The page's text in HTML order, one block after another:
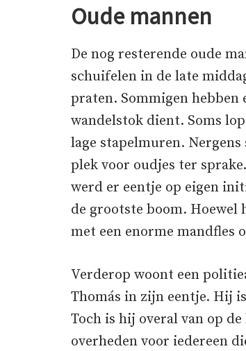
Oude mannen
De nog resterende oude
schuifelen in de late
praten. Sommigen hebben
wandelstok dient. Soms
lage stapelmuren. Nergens
plek voor oudjes ter
werd er eentje op eigen
de grootste boom. Hoewel
met een enorme mandfles
Verderop woont een
Thomás in zijn eentje. Hij
Toch is hij overal van op
overheden voor iedereen